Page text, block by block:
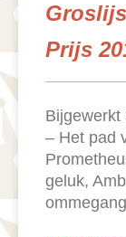
Prijs
Bijgewerkt
– Het pad
geluk,